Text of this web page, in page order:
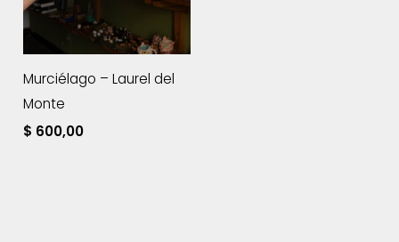
Murciélago – Laurel del
Monte
$ 600,00